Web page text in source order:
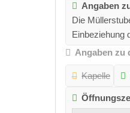
Angaben
Die
Einbeziehung
Angaben zu
Kapelle